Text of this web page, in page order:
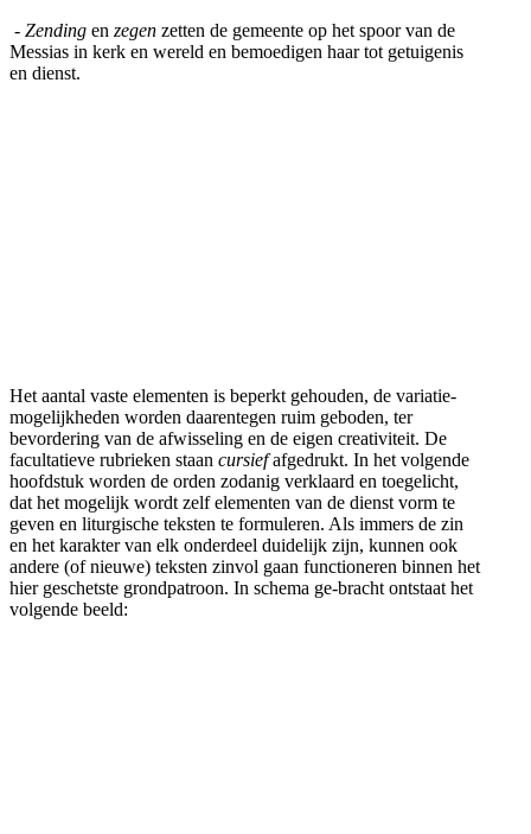
- Zending en zegen zetten de gemeente op het spoor van de
Messias in kerk en wereld en bemoedigen haar tot getuigenis
en dienst.
Het aantal vaste elementen is beperkt gehouden, de variatie-
mogelijkheden worden daarentegen ruim geboden, ter
bevordering van de afwisseling en de eigen creativiteit. De
facultatieve rubrieken staan cursiefafgedrukt. In het volgende
hoofdstuk worden de orden zodanig verklaard en toegelicht,
dat het mogelijk wordt zelf elementen van de dienst vorm te
geven en liturgische teksten te formuleren. Als immers de zin
en het karakter van elk onderdeel duidelijk zijn, kunnen ook
andere (of nieuwe) teksten zinvol gaan functioneren binnen het
hier geschetste grondpatroon. In schema ge-bracht ontstaat het
volgende beeld: